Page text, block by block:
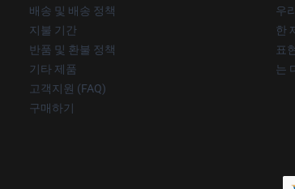
배송 및 배송 정책
지불 기간
반품 및 환불 정책
기타 제품
고객지원 (FAQ)
구매하기
우
한
표
는